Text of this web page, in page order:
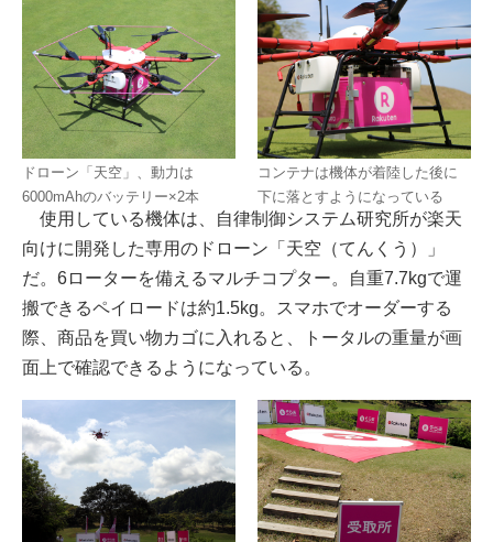
ドローン「天空」、動力は
6000mAhのバッテリー×2本
コンテナは機体が着陸した後に
下に落とすようになっている
使用している機体は、自律制御システム研究所が楽天
向けに開発した専用のドローン「天空（てんくう）」
だ。6ローターを備えるマルチコプター。自重7.7kgで運
搬できるペイロードは約1.5kg。スマホでオーダーする
際、商品を買い物カゴに入れると、トータルの重量が画
面上で確認できるようになっている。